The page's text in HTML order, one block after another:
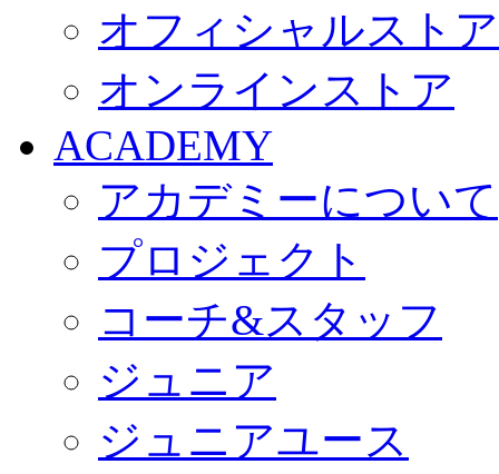
オフィシャルスト
オンラインストア
ACADEMY
アカデミーについて
プロジェクト
コーチ&スタッフ
ジュニア
ジュニアユース